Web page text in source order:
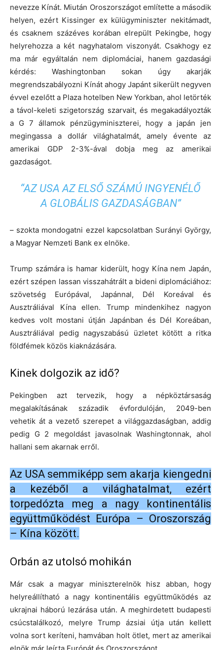
nevezze Kínát. Miután Oroszországot említette a második
helyen, ezért Kissinger ex külügyminiszter nekitámadt,
és csaknem százéves korában elrepült Pekingbe, hogy
helyrehozza a két nagyhatalom viszonyát. Csakhogy ez
ma már egyáltalán nem diplomáciai, hanem gazdasági
kérdés: Washingtonban sokan úgy akarják
megrendszabályozni Kínát ahogy Japánt sikerült negyven
évvel ezelőtt a Plaza hotelben New Yorkban, ahol letörték
a távol-keleti szigetország szarvait, és megakadályozták
a G 7 államok pénzügyminiszterei, hogy a japán jen
megingassa a dollár világhatalmát, amely évente az
amerikai GDP 2-3%-ával dobja meg az amerikai
gazdaságot.
“AZ USA AZ ELSŐ SZÁMÚ INGYENÉLŐ
A GLOBÁLIS GAZDASÁGBAN”
– szokta mondogatni ezzel kapcsolatban Surányi György,
a Magyar Nemzeti Bank ex elnöke.
Trump számára is hamar kiderült, hogy Kína nem Japán,
ezért szépen lassan visszahátrált a bideni diplomáciához:
szövetség Európával, Japánnal, Dél Koreával és
Ausztráliával Kína ellen. Trump mindenkihez nagyon
kedves volt mostani útján Japánban és Dél Koreában,
Ausztráliával pedig nagyszabású üzletet kötött a ritka
földfémek közös kiaknázására.
Kinek dolgozik az idő?
Pekingben azt tervezik, hogy a népköztársaság
megalakításának századik évfordulóján, 2049-ben
vehetik át a vezető szerepet a világgazdaságban, addig
pedig G 2 megoldást javasolnak Washingtonnak, ahol
hallani sem akarnak erről.
Az USA semmiképp sem akarja kiengedni
a kezéből a világhatalmat, ezért
torpedózta meg a nagy kontinentális
együttműködést Európa – Oroszország
– Kína között.
Orbán az utolsó mohikán
Már csak a magyar miniszterelnök hisz abban, hogy
helyreállítható a nagy kontinentális együttműködés az
ukrajnai háború lezárása után. A meghirdetett budapesti
csúcstalálkozó, melyre Trump ázsiai útja után kellett
volna sort keríteni, hamvában holt ötlet, mert az amerikai